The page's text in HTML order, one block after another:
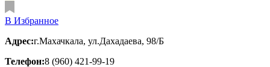
В Избранное
Адрес:г.Махачкала, ул.Дахадаева, 98/Б
Телефон:8 (960) 421-99-19